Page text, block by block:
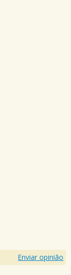
Enviar opinião